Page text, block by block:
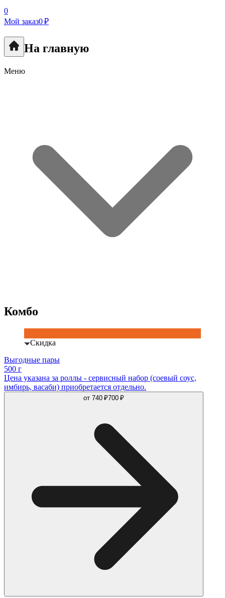
0
Мой заказ0 ₽
На главную
Меню
Комбо
Скидка
Выгодные пары
500 г
Цена указана за роллы - сервисный набор (соевый соус,
имбирь, васаби) приобретается отдельно.
от 740 ₽700 ₽